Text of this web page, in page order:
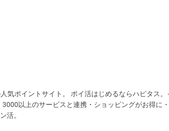
気ポイントサイト。 ポイ活はじめるならハピタス。
以上のサービスと連携・ショッピングがお得に
活。